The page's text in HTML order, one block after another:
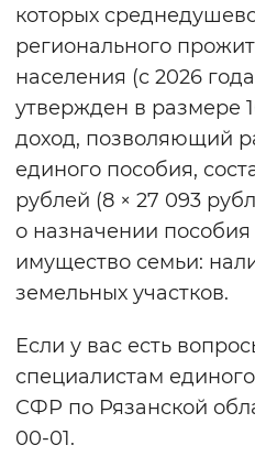
которых
регионального
населения (с 2026
утвержден в размере
доход, позволяющий
единого пособия,
рублей (8 × 27 093
о назначении
имущество семьи:
земельных участков.
Если у вас есть
специалистам
СФР по Рязанской
00-01.